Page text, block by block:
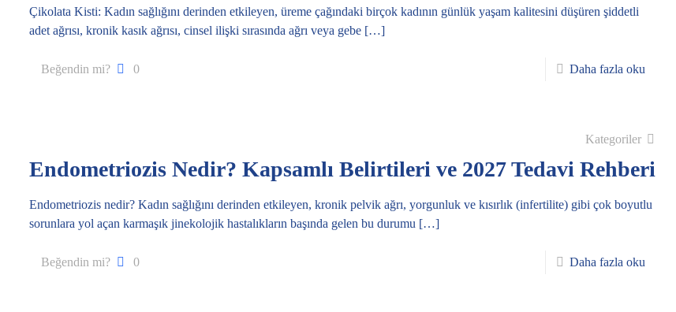
Çikolata Kisti: Kadın sağlığını derinden etkileyen, üreme çağındaki birçok kadının günlük yaşam kalitesini düşüren şiddetli
adet ağrısı, kronik kasık ağrısı, cinsel ilişki sırasında ağrı veya gebe[…]
Beğendin mi? 0 Daha fazla oku
Kategoriler
Endometriozis Nedir? Kapsamlı Belirtileri ve 2027 Tedavi Rehberi
Endometriozis nedir? Kadın sağlığını derinden etkileyen, kronik pelvik ağrı, yorgunluk ve kısırlık (infertilite) gibi çok boyutlu
sorunlara yol açan karmaşık jinekolojik hastalıkların başında gelen bu durumu […]
Beğendin mi? 0 Daha fazla oku